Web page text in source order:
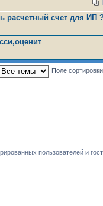
расчетный счет для ИП
Поле
пользователей и